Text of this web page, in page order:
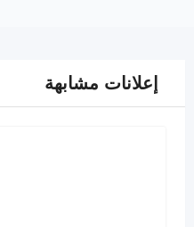
إعلانات مشابهة